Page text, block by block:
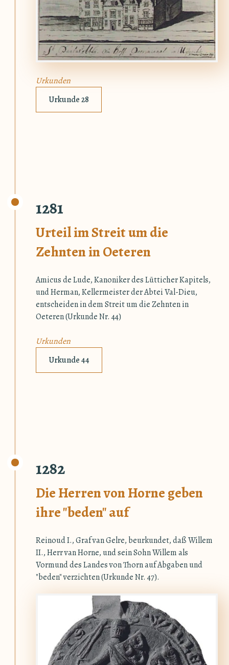
Urkunden
Urkunde 28
1281
Urteil im Streit um die
Zehnten in Oeteren
Amicus de Lude, Kanoniker des Lütticher Kapitels,
und Herman, Kellermeister der Abtei Val-Dieu,
entscheiden in dem Streit um die Zehnten in
Oeteren (Urkunde Nr. 44)
Urkunden
Urkunde 44
1282
Die Herren von Horne geben
ihre "beden" auf
Reinoud I., Graf van Gelre, beurkundet, daß Willem
II., Herr van Horne, und sein Sohn Willem als
Vormund des Landes von Thorn auf Abgaben und
"beden" verzichten (Urkunde Nr. 47).